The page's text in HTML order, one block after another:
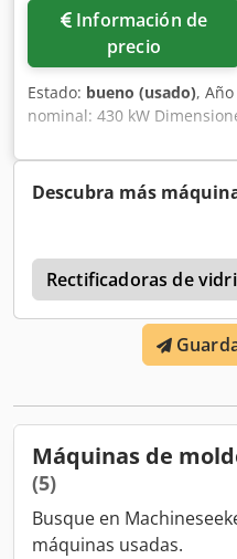
Información de
precio
Estado: bueno (usado),
nominal: 430 kW
Anchura: 3400 mm Altura:
Ujf
Descubra más
Rectificadoras de
Máquinas de
(5)
Busque en
máquinas usadas.